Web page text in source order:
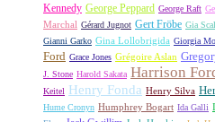
Kennedy George Peppard George Raft
Marchal Gérard Jugnot Gert Fröbe Gia
Gianni Garko Gina Lollobrigida Giorgia
Ford Grace Jones Grégoire Aslan
J. Stone Harold Sakata Harrison
Keitel Henry Fonda Henry Silva
Hume Cronyn Humphrey Bogart Ida Galli